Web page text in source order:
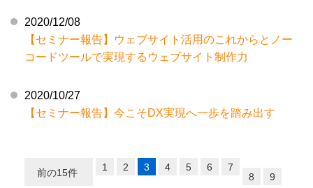
2020/12/08
【セミナー報告】ウェブサイト活用のこれからとノー
コードツールで実現するウェブサイト制作力
2020/10/27
【セミナー報告】今こそDX実現へ一歩を踏み出す
前の15件 1 2 3 4 5 6
7
8
9